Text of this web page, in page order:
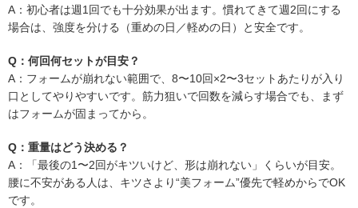
A：初心者は週1回でも十分効果が出ます。慣れてきて週2回にする
場合は、強度を分ける（重めの日／軽めの日）と安全です。
Q：何回何セットが目安？
A：フォームが崩れない範囲で、8〜10回×2〜3セットあたりが入り
口としてやりやすいです。筋力狙いで回数を減らす場合でも、まず
はフォームが固まってから。
Q：重量はどう決める？
A：「最後の1〜2回がキツいけど、形は崩れない」くらいが目安。
腰に不安がある人は、キツさより“美フォーム”優先で軽めからでOK
です。